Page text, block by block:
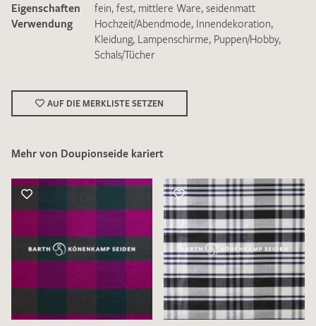
Ich bin damit einverstanden, dass meine angegebenen Daten
DieDatenschutzbestimmungenhabe ich zur Kenntnis
genommen und akzeptiere diese.
MUSTERANFRAGE SENDEN
Eigenschaften
fein, fest, mittlere Ware, seidenmatt
Verwendung
Hochzeit/Abendmode, Innendekoration,
Kleidung, Lampenschirme, Puppen/Hobby,
Schals/Tücher
AUF DIE MERKLISTE SETZEN
Mehr von Doupionseide kariert